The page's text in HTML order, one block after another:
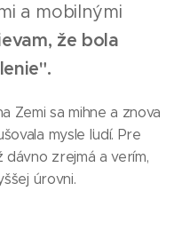
a mobilnými
že bola
Zemi sa mihne a znova
mysle ľudí. Pre
zrejmá a verím,
úrovni.